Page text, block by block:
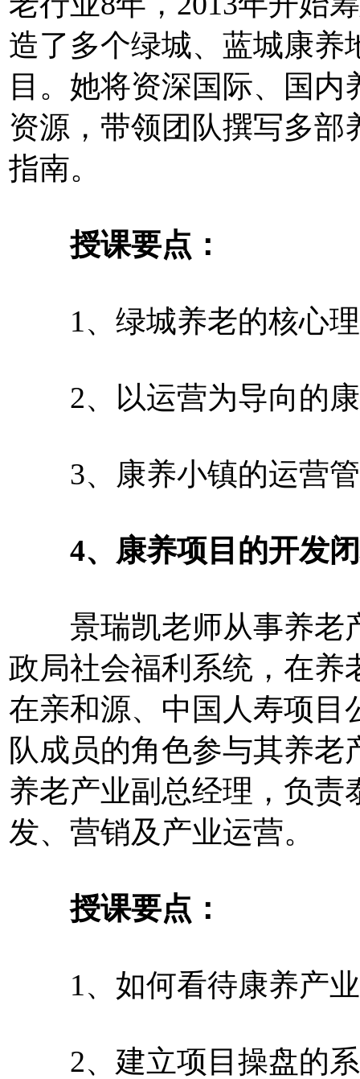
造了多个绿城、蓝城康养
目。她将资深国际、国
资源，带领团队撰写多部
指南。
授课要点：
1、绿城养老的核心理
2、以运营为导向的康
3、康养小镇的运营管
4、康养项目的开发
景瑞凯老师从事养老
政局社会福利系统，在养
在亲和源、中国人寿项目
队成员的角色参与其养
养老产业副总经理，负责
发、营销及产业运营。
授课要点：
1、如何看待康养产业
2、建立项目操盘的系